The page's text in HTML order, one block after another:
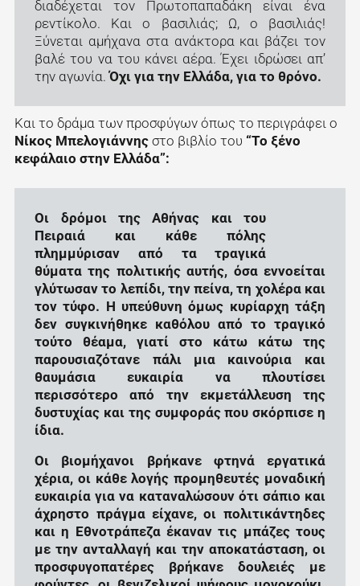
διαδέχεται τον Πρωτοπαπαδάκη είναι ένα
ρεντίκολο. Και ο βασιλιάς; Ω, ο βασιλιάς!
Ξύνεται αμήχανα στα ανάκτορα και βάζει τον
βαλέ του να του κάνει αέρα. Έχει ιδρώσει απ’
την αγωνία.Όχι για την Ελλάδα, για το θρόνο.
Και το δράμα των προσφύγων όπως το περιγράφει ο
Νίκος Μπελογιάννηςστο βιβλίο του “Το ξένο
κεφάλαιο στην Ελλάδα”:
Οι δρόμοι της Αθήνας και του
Πειραιά και κάθε πόλης
πλημμύρισαν από τα τραγικά
θύματα της πολιτικής αυτής, όσα εννοείται
γλύτωσαν το λεπίδι, την πείνα, τη χολέρα και
τον τύφο. Η υπεύθυνη όμως κυρίαρχη τάξη
δεν συγκινήθηκε καθόλου από το τραγικό
τούτο θέαμα, γιατί στο κάτω κάτω της
παρουσιαζότανε πάλι μια καινούρια και
θαυμάσια ευκαιρία να πλουτίσει
περισσότερο από την εκμετάλλευση της
δυστυχίας και της συμφοράς που σκόρπισε η
ίδια.
Οι βιομήχανοι βρήκανε φτηνά εργατικά
χέρια, οι κάθε λογής προμηθευτές μοναδική
ευκαιρία για να καταναλώσουν ότι σάπιο και
άχρηστο πράγμα είχανε, οι πολιτικάντηδες
και η Εθνοτράπεζα έκαναν τις μπάζες τους
με την ανταλλαγή και την αποκατάσταση, οι
προσφυγοπατέρες βρήκανε δουλειές με